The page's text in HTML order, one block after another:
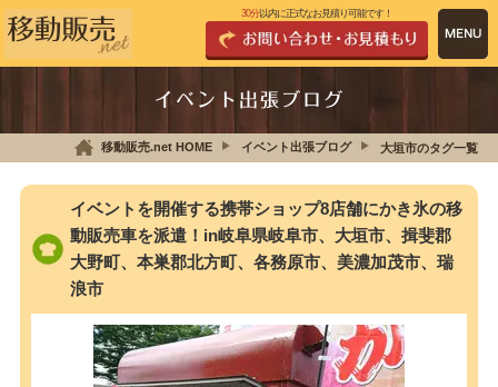
30分以内に正式なお見積り可能です！
イベント出張ブログ
移動販売.net HOME イベント出張ブログ 大垣市のタグ一覧
イベントを開催する携帯ショップ8店舗にかき氷の移
動販売車を派遣！in岐阜県岐阜市、大垣市、揖斐郡
大野町、本巣郡北方町、各務原市、美濃加茂市、瑞
浪市